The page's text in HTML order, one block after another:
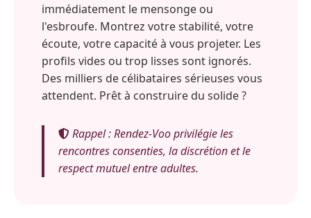
immédiatement le mensonge ou
l'esbroufe. Montrez votre stabilité, votre
écoute, votre capacité à vous projeter. Les
profils vides ou trop lisses sont ignorés.
Des milliers de célibataires sérieuses vous
attendent. Prêt à construire du solide ?
Rappel : Rendez-Voo privilégie les
rencontres consenties, la discrétion et le
respect mutuel entre adultes.